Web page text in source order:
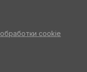
cookie